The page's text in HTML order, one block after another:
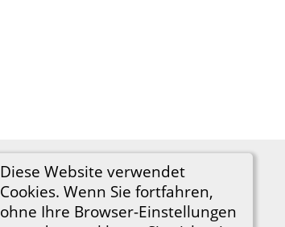
Diese Website verwendet
Cookies. Wenn Sie fortfahren,
ohne Ihre Browser-Einstellungen